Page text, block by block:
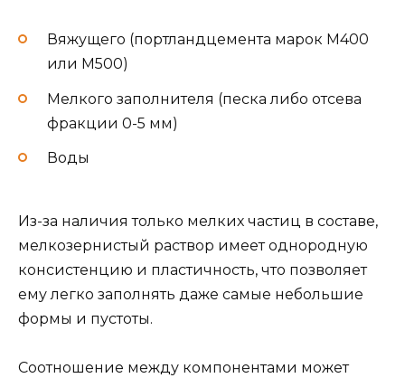
Вяжущего (портландцемента марок М400
или М500)
Мелкого заполнителя (песка либо отсева
фракции 0-5 мм)
Воды
Из-за наличия только мелких частиц в составе,
мелкозернистый раствор имеет однородную
консистенцию и пластичность, что позволяет
ему легко заполнять даже самые небольшие
формы и пустоты.
Соотношение между компонентами может